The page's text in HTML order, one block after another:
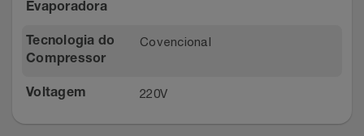
Evaporadora
Tecnologia do
Compressor
Covencional
Voltagem 220V